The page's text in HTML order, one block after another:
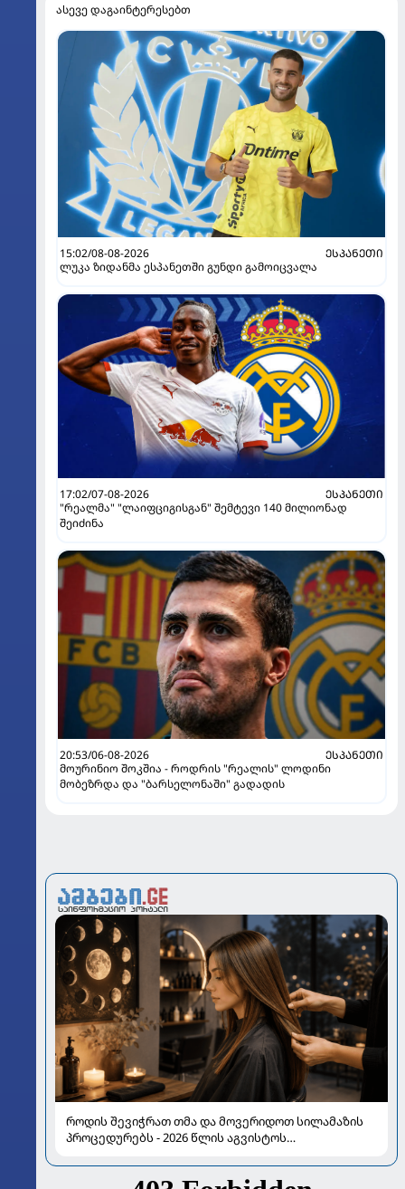
ასევე დაგაინტერესებთ
15:02/08-08-2026
ᲔᲡᲞᲐᲜᲔᲗᲘ
ლუკა ზიდანმა ესპანეთში გუნდი გამოიცვალა
17:02/07-08-2026
ᲔᲡᲞᲐᲜᲔᲗᲘ
"რეალმა" "ლაიფციგისგან" შემტევი 140 მილიონად
შეიძინა
20:53/06-08-2026
ᲔᲡᲞᲐᲜᲔᲗᲘ
მოურინიო შოკშია - როდრის "რეალის" ლოდინი
მობეზრდა და "ბარსელონაში" გადადის
როდის შევიჭრათ თმა და მოვერიდოთ სილამაზის
პროცედურებს - 2026 წლის აგვისტოს